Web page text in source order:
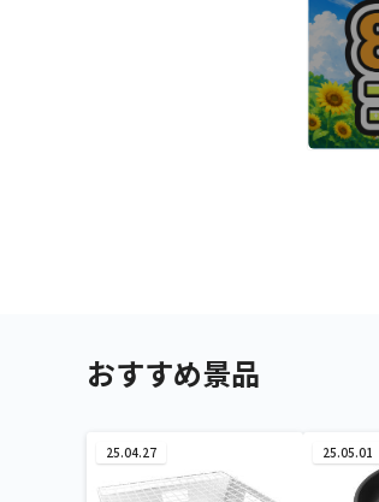
おすすめ景品
25.04.27 25.05.01